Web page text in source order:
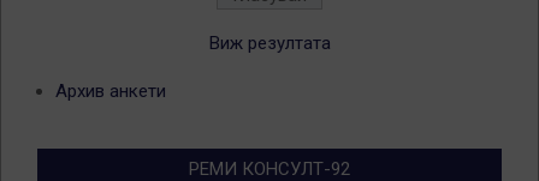
Виж резултата
Архив анкети
РЕМИ КОНСУЛТ-92